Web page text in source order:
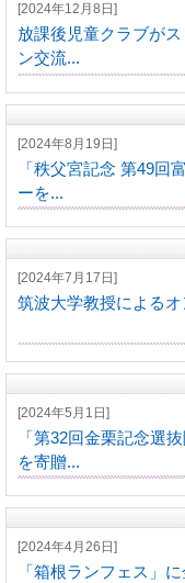
[2024年12月8日]
放課後児童クラブが
ン交流...
[2024年8月19日]
「秩父宮記念 第49回
ーを...
[2024年7月17日]
筑波大学教授による
[2024年5月1日]
「第32回金栗記念選
を寄贈...
[2024年4月26日]
「箱根ランフェス」